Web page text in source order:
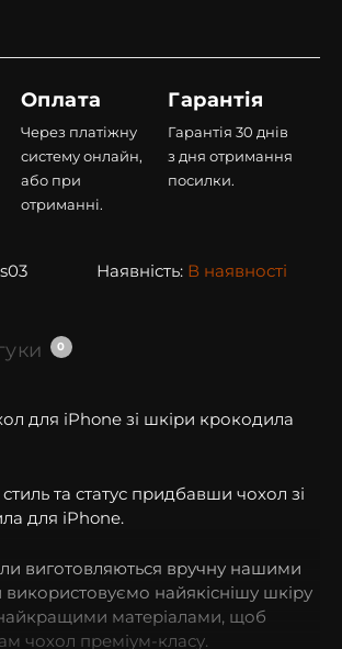
Оплата
Через платіжну
систему онлайн,
або при
отриманні.
Гарантія
Гарантія 30 днів
з дня отримання
посилки.
Наявність: В наявності
0
для iPhone зі шкіри крокодила
та статус придбавши чохол зі
для iPhone.
виготовляються вручну нашими
найякіснішу шкіру
матеріалами, щоб
чохол преміум-класу.